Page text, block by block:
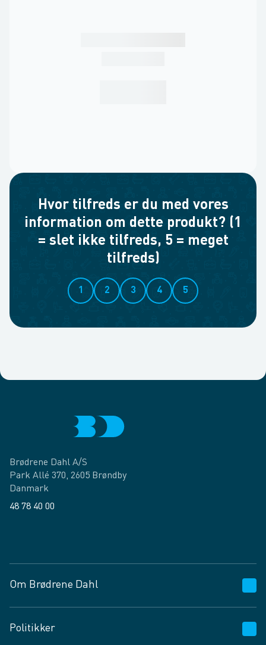
Hvor tilfreds er du med vores
information om dette produkt? (1
= slet ikke tilfreds, 5 = meget
tilfreds)
1 2 3 4 5
Brødrene Dahl A/S
Park Allé 370, 2605 Brøndby
Danmark
48 78 40 00
Om Brødrene Dahl
Vagttelefon 30 10 89 89
Politikker